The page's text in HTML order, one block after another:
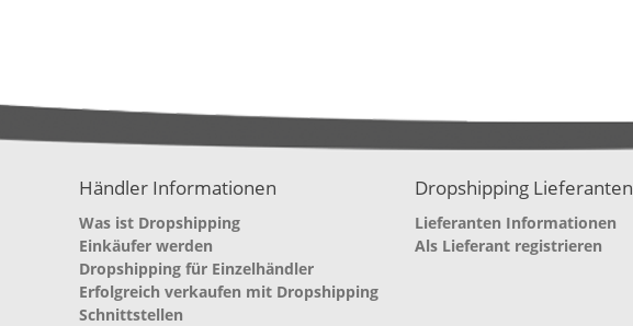
Händler Informationen
Was ist Dropshipping
Einkäufer werden
Dropshipping für Einzelhändler
Erfolgreich verkaufen mit Dropshipping
Schnittstellen
Dropshipping Lieferanten
Lieferanten Informationen
Als Lieferant registrieren